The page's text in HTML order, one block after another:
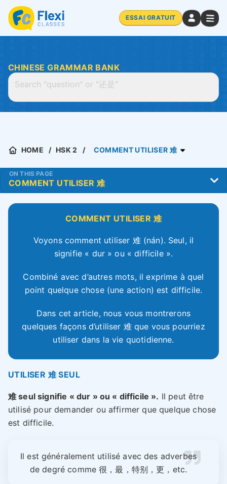
ESSAI GRATUIT
CHINESE GRAMMAR BANK
HOME HSK 2 COMMENT UTILISER 难
ON THIS PAGE
COMMENT UTILISER 难
Voyons comment utiliser 难 (nán). Seul, il
signifie « dur » ou « difficile ».
Combiné avec d’autres mots, il exprime à quel
point quelque chose (une action) est difficile.
Dans cet article, nous vous montrerons
quelques façons d’utiliser 难 que vous pourriez
utiliser dans la vie quotidienne.
UTILISER 难 SEUL
难 seul signifie « dur » ou « difficile ». Il peut être
utilisé pour demander ou affirmer que quelque chose
est difficile.
Il est généralement utilisé avec des adverbes
de degré comme 很，最，特别，更，etc.